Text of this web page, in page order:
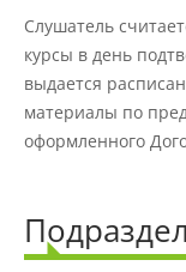
Учебный
Защита
Слушатель
курсы в день
выдается
материалы по
оформленного